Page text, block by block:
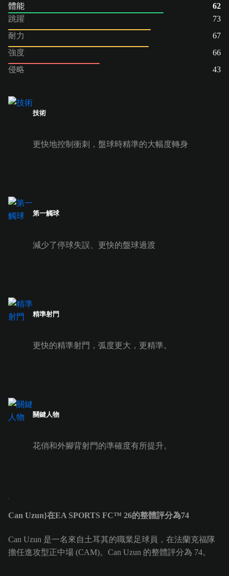
體能
62
跳躍
73
耐力
67
強度
66
侵略
43
技術
更快地控制衝刺，盤球時精準的大幅度轉身
第一觸球
減少了停球失誤、更快的盤球過渡
精準射門
更快的精準射門，弧度更大，更精準。
關鍵人物
花俏和外腳背射門的準確度有所提升。
Can Uzun}在EA SPORTS FC™ 26的整體評分為74
Can Uzun 是一名來自土耳其的職業足球員，在法蘭克福隊
擔任進攻型正中場 (CAM)。Can Uzun 的整體評分為 74。